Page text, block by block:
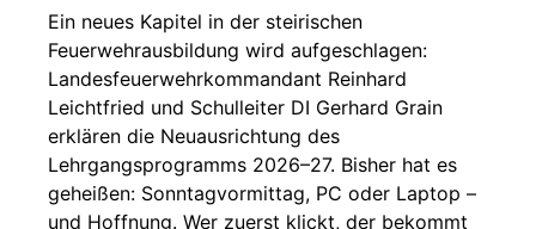
Ein neues Kapitel in der steirischen
Feuerwehrausbildung wird aufgeschlagen:
Landesfeuerwehrkommandant Reinhard
Leichtfried und Schulleiter DI Gerhard Grain
erklären die Neuausrichtung des
Lehrgangsprogramms 2026–27. Bisher hat es
geheißen: Sonntagvormittag, PC oder Laptop –
und Hoffnung. Wer zuerst klickt, der bekommt